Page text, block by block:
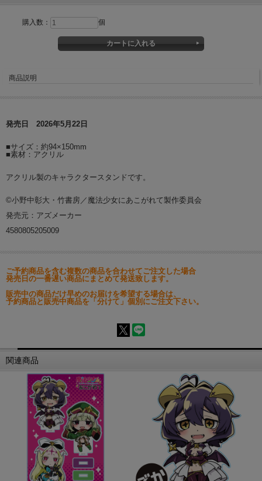
購入数： 個
商品説明
発売日 2026年5月22日
■サイズ：約94×150mm
■素材：アクリル
アクリル製のキャラクタースタンドです。
©小野中彰大・竹書房／魔法少女にあこがれて製作委員会
発売元：アズメーカー
4580805205009
ご予約商品を含む複数の商品を合わせてご注文した場合
発売日の一番遅い商品にまとめて発送致します。
販売中の商品だけ早めのお届けを希望する場合は、
予約商品と販売中商品を「分けて」個別にご注文下さい。
関連商品